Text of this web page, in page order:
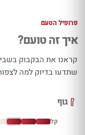
פרופיל הטעם
איך זה טועם?
קראנו את הבקבוק
שתדעו בדיוק למה
גוף
קל